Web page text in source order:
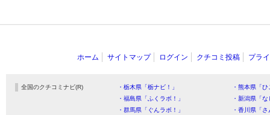
ホーム サイトマップ ログイン クチコミ投稿 プラ
全国のクチコミナビ(R) ・栃木県「栃ナビ！」
・熊本県「
・福島県「ふくラボ！」
・新潟県「
・群馬県「ぐんラボ！」
・香川県「